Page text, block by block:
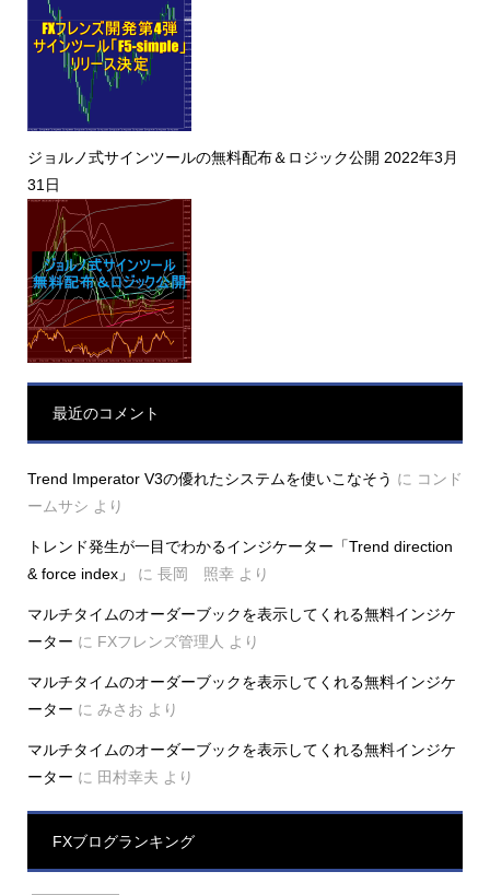
ジョルノ式サインツールの無料配布＆ロジック公開 2022年3月
31日
最近のコメント
Trend Imperator V3の優れたシステムを使いこなそう に コンド
ームサシ より
トレンド発生が一目でわかるインジケーター「Trend direction
& force index」
に 長岡 照幸より
マルチタイムのオーダーブックを表示してくれる無料インジケ
ーター に FXフレンズ管理人 より
マルチタイムのオーダーブックを表示してくれる無料インジケ
ーター に みさお より
マルチタイムのオーダーブックを表示してくれる無料インジケ
ーター に 田村幸夫 より
FXブログランキング